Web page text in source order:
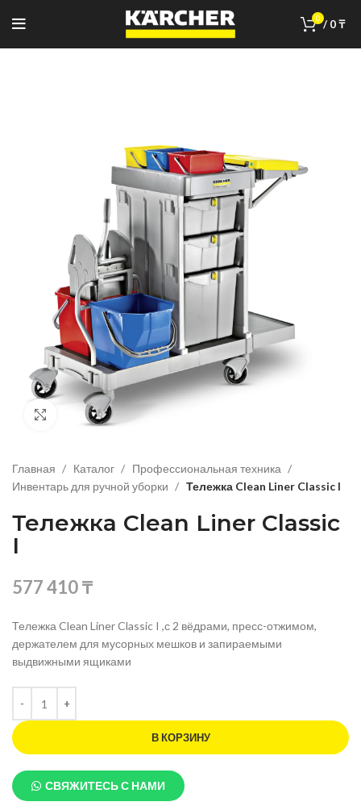
0 / 0₸
Нажмите, чтобы увеличить изображение
Главная Каталог
Профессиональная техника
Инвентарь для ручной уборки
Тележка Clean Liner Classic I
Тележка Clean Liner Classic
I
577 410₸
Тележка Clean Liner Classic I ,с 2 вёдрами, пресс-отжимом,
держателем для мусорных мешков и запираемыми
выдвижными ящиками
В КОРЗИНУ
СВЯЖИТЕСЬ С НАМИ